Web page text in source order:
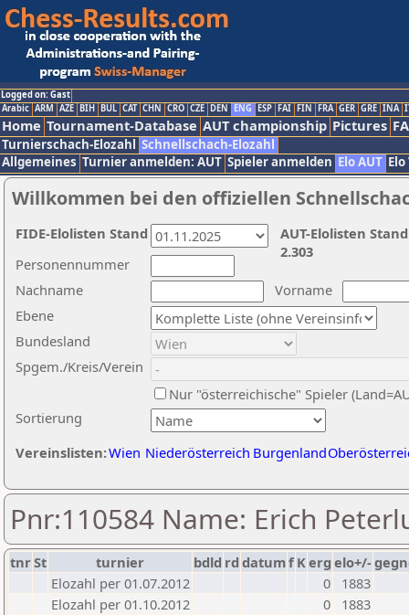
Logged on: Gast
Arabic ARM AZE BIH BUL CAT CHN CRO CZE DEN ENG ESP FAI FIN FRA GER GRE INA
Home Tournament-Database AUT championship Pictures
Turnierschach-Elozahl Schnellschach-Elozahl
Allgemeines Turnier anmelden: AUT Spieler anmelden Elo AUT
Willkommen bei den offiziellen
Nachname
Vorname
Ebene
Sortierung
Personennummer
Bundesland
Spgem./Kreis/Verein
Nur "österreichische" Spieler
Vereinslisten:Wien Niederösterreich Burgenland
AUT-Elolisten
2.303
FIDE-Elolisten Stand
Pnr:110584 Name: Erich
tnrSt turnier bdld rd datumf Kerg elo+/-
Elozahl per 01.07.2012
0
1883
Elozahl per 01.10.2012
0
1883